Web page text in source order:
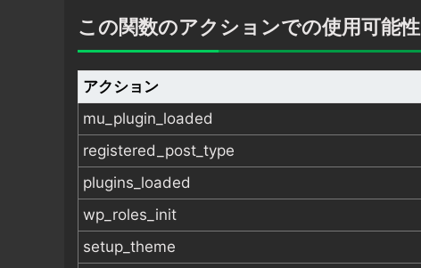
この関数のアクションでの使用可能性
アクション
mu_plugin_loaded
registered_post_type
plugins_loaded
wp_roles_init
setup_theme